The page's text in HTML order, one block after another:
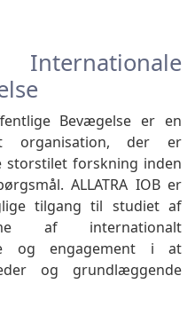
Bevægelse er en
organisation, der er
forskning inden
ALLATRA IOB er
tilgang til studiet af
af internationalt
og engagement i at
og grundlæggende